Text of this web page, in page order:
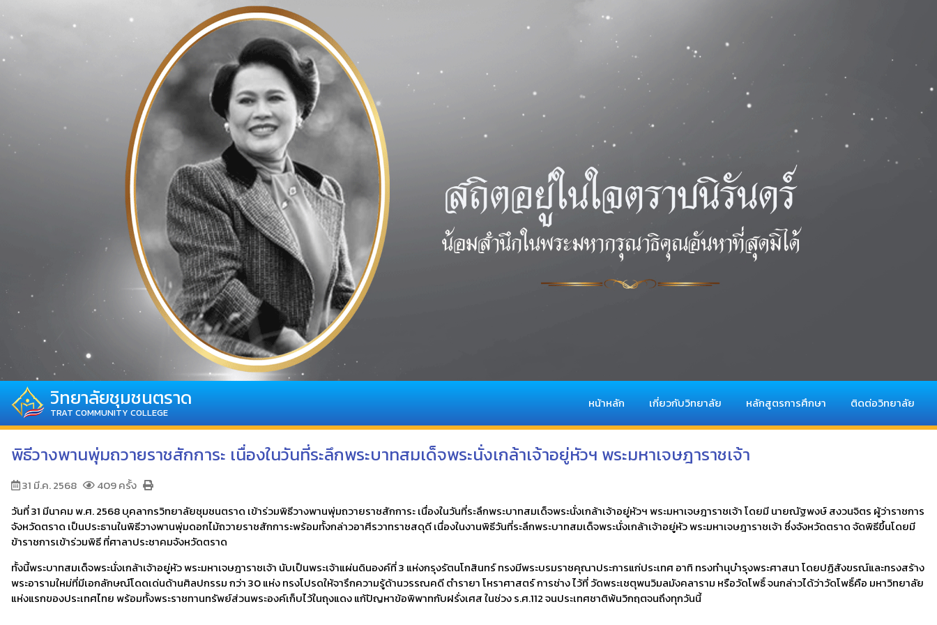
วิทยาลัยชุมชนตราด
TRAT COMMUNITY COLLEGE
หน้าหลัก เกี่ยวกับวิทยาลัย หลักสูตรการศึกษา ติดต่อวิทยาลัย
พิธีวางพานพุ่มถวายราชสักการะ เนื่องในวันที่ระลึกพระบาทสมเด็จพระนั่งเกล้าเจ้าอยู่หัวฯ พระมหาเจษฎาราชเจ้า
31 มี.ค. 2568
409 ครั้ง
วันที่ 31 มีนาคม พ.ศ. 2568 บุคลากรวิทยาลัยชุมชนตราด เข้าร่วมพิธีวางพานพุ่มถวายราชสักการะ เนื่องในวันที่ระลึกพระบาทสมเด็จพระนั่งเกล้าเจ้าอยู่หัวฯ พระมหาเจษฎาราชเจ้า โดยมี นายณัฐพงษ์ สงวนจิตร ผู้ว่าราชการ
จังหวัดตราด เป็นประธานในพิธีวางพานพุ่มดอกไม้ถวายราชสักการะพร้อมทั้งกล่าวอาศีรวาทราชสดุดี เนื่องในงานพิธีวันที่ระลึกพระบาทสมเด็จพระนั่งเกล้าเจ้าอยู่หัว พระมหาเจษฎาราชเจ้า ซึ่งจังหวัดตราด จัดพิธีขึ้นโดยมี
ข้าราชการเข้าร่วมพิธี ที่ศาลาประชาคมจังหวัดตราด
ทั้งนี้พระบาทสมเด็จพระนั่งเกล้าเจ้าอยู่หัว พระมหาเจษฎาราชเจ้า นับเป็นพระเจ้าแผ่นดินองค์ที่ 3 แห่งกรุงรัตนโกสินทร์ ทรงมีพระบรมราชคุณาประการแก่ประเทศ อาทิ ทรงทำนุบำรุงพระศาสนา โดยปฏิสังขรณ์และทรงสร้าง
พระอารามใหม่ที่มีเอกลักษณ์โดดเด่นด้านศิลปกรรม กว่า 30 แห่ง ทรงโปรดให้จารึกความรู้ด้านวรรณคดี ตำรายา โหราศาสตร์ การช่าง ไว้ที่ วัดพระเชตุพนวิมลมังคลาราม หรือวัดโพธิ์ จนกล่าวได้ว่าวัดโพธิ์คือ มหาวิทยาลัย
แห่งแรกของประเทศไทย พร้อมทั้งพระราชทานทรัพย์ส่วนพระองค์เก็บไว้ในถุงแดง แก้ปัญหาข้อพิพาทกับฝรั่งเศส ในช่วง ร.ศ.112 จนประเทศชาติพ้นวิกฤตจนถึงทุกวันนี้